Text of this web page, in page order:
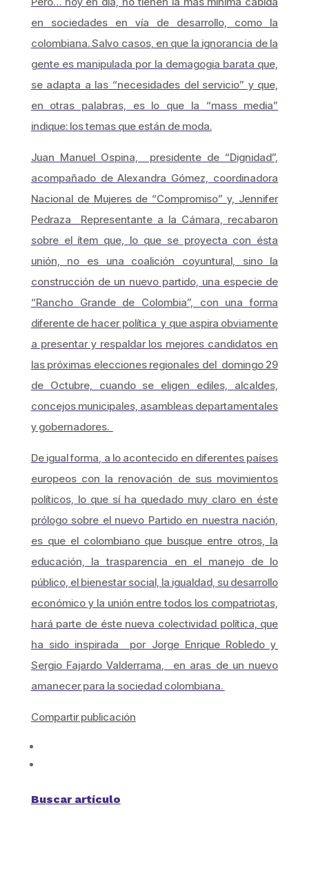
en sociedades en vía de desarrollo, como la
colombiana. Salvo casos, en que la ignorancia de la
gente es manipulada por la demagogia barata que,
se adapta a las “necesidades del servicio” y que,
en otras palabras, es lo que la “mass media”
indique: los temas que están de moda.
Juan Manuel Ospina, presidente de “Dignidad”,
acompañado de Alexandra Gómez, coordinadora
Nacional de Mujeres de “Compromiso” y, Jennifer
Pedraza Representante a la Cámara, recabaron
sobre el ítem que, lo que se proyecta con ésta
unión, no es una coalición coyuntural, sino la
construcción de un nuevo partido, una especie de
“Rancho Grande de Colombia”, con una forma
diferente de hacer política y que aspira obviamente
a presentar y respaldar los mejores candidatos en
las próximas elecciones regionales del domingo 29
de Octubre, cuando se eligen ediles, alcaldes,
concejos municipales, asambleas departamentales
y gobernadores.
De igual forma, a lo acontecido en diferentes países
europeos con la renovación de sus movimientos
políticos, lo que sí ha quedado muy claro en éste
prólogo sobre el nuevo Partido en nuestra nación,
es que el colombiano que busque entre otros, la
educación, la trasparencia en el manejo de lo
público, el bienestar social, la igualdad, su desarrollo
económico y la unión entre todos los compatriotas,
hará parte de éste nueva colectividad política, que
ha sido inspirada por Jorge Enrique Robledo y
Sergio Fajardo Valderrama, en aras de un nuevo
amanecer para la sociedad colombiana.
Compartir publicación
Buscar artículo